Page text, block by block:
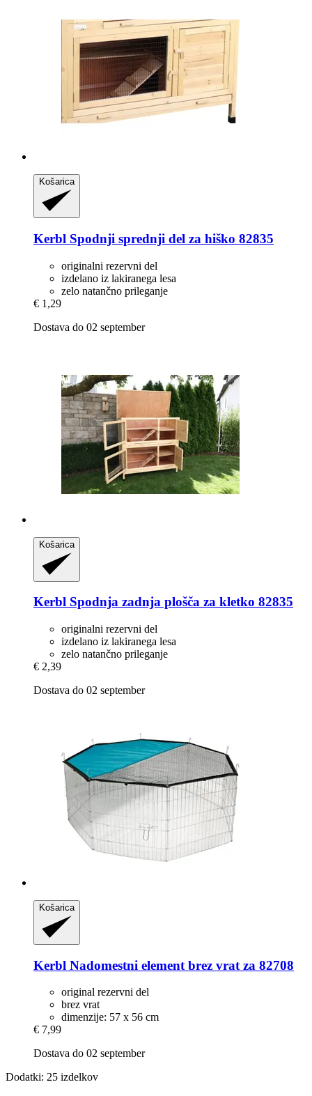
Košarica
Kerbl Spodnji sprednji del za hiško 82835
originalni rezervni del
izdelano iz lakiranega lesa
zelo natančno prileganje
€ 1,29
Dostava do 02 september
Košarica
Kerbl Spodnja zadnja plošča za kletko 82835
originalni rezervni del
izdelano iz lakiranega lesa
zelo natančno prileganje
€ 2,39
Dostava do 02 september
Košarica
Kerbl Nadomestni element brez vrat za 82708
original rezervni del
brez vrat
dimenzije: 57 x 56 cm
€ 7,99
Dostava do 02 september
Dodatki: 25 izdelkov